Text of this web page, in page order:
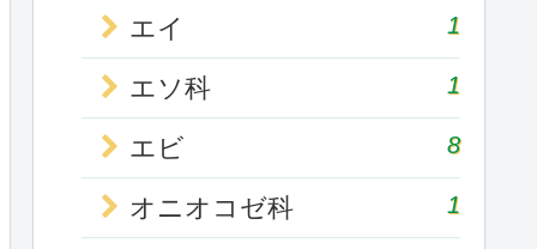
エイ 1
エソ科 1
エビ 8
オニオコゼ科 1